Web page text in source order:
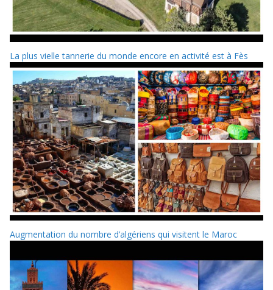
La plus vielle tannerie du monde encore en activité est à Fès
Augmentation du nombre d’algériens qui visitent le Maroc